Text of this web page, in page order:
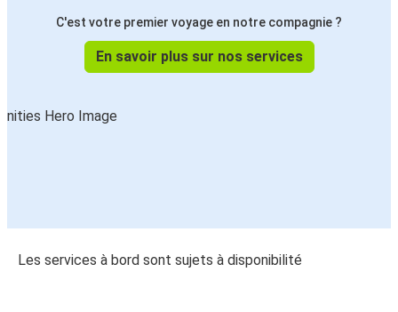
C'est votre premier voyage en notre compagnie ?
En savoir plus sur nos services
Les services à bord sont sujets à disponibilité